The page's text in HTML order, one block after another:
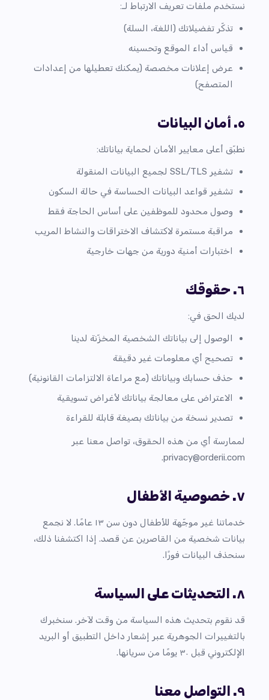
نستخدم ملفات تعريف الارتباط لـ:
تذكّر تفضيلاتك (اللغة، السلة)
قياس أداء الموقع وتحسينه
عرض إعلانات مخصصة (يمكنك تعطيلها من إعدادات
المتصفح)
٥. أمان البيانات
نطبّق أعلى معايير الأمان لحماية بياناتك:
تشفير SSL/TLS لجميع البيانات المنقولة
تشفير قواعد البيانات الحساسة في حالة السكون
وصول محدود للموظفين على أساس الحاجة فقط
مراقبة مستمرة لاكتشاف الاختراقات والنشاط المريب
اختبارات أمنية دورية من جهات خارجية
٦. حقوقك
لديك الحق في:
الوصول إلى بياناتك الشخصية المخزّنة لدينا
تصحيح أي معلومات غير دقيقة
حذف حسابك وبياناتك (مع مراعاة الالتزامات القانونية)
الاعتراض على معالجة بياناتك لأغراض تسويقية
تصدير نسخة من بياناتك بصيغة قابلة للقراءة
لممارسة أي من هذه الحقوق، تواصل معنا عبر
privacy@orderii.com
.
٧. خصوصية الأطفال
خدماتنا غير موجّهة للأطفال دون سن ١٣ عامًا. لا نجمع
بيانات شخصية من القاصرين عن قصد. إذا اكتشفنا ذلك،
سنحذف البيانات فورًا.
٨. التحديثات على السياسة
قد نقوم بتحديث هذه السياسة من وقت لآخر. سنخبرك
بالتغييرات الجوهرية عبر إشعار داخل التطبيق أو البريد
الإلكتروني قبل ٣٠ يومًا من سريانها.
٩. التواصل معنا